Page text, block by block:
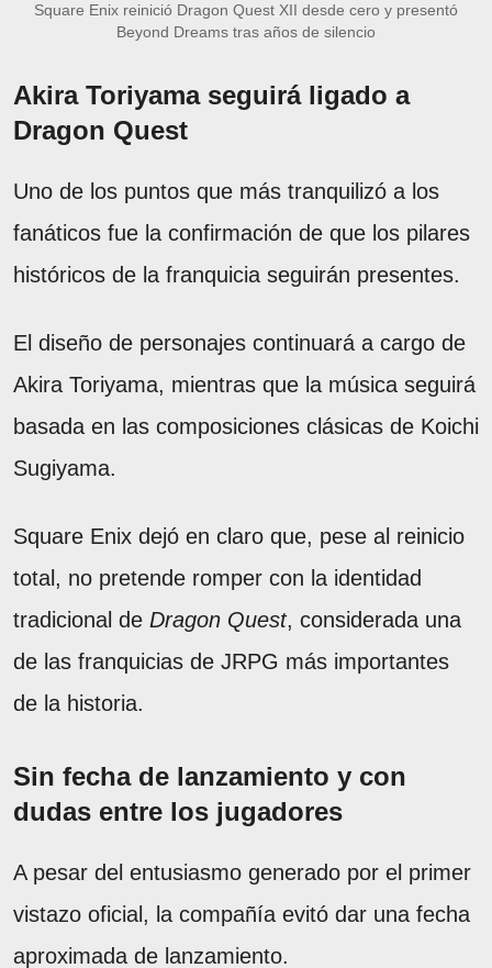
Square Enix reinició Dragon Quest XII desde cero y presentó
Beyond Dreams tras años de silencio
Akira Toriyama seguirá ligado a
Dragon Quest
Uno de los puntos que más tranquilizó a los
fanáticos fue la confirmación de que los pilares
históricos de la franquicia seguirán presentes.
El diseño de personajes continuará a cargo de
Akira Toriyama, mientras que la música seguirá
basada en las composiciones clásicas de Koichi
Sugiyama.
Square Enix dejó en claro que, pese al reinicio
total, no pretende romper con la identidad
tradicional de Dragon Quest, considerada una
de las franquicias de JRPG más importantes
de la historia.
Sin fecha de lanzamiento y con
dudas entre los jugadores
A pesar del entusiasmo generado por el primer
vistazo oficial, la compañía evitó dar una fecha
aproximada de lanzamiento.